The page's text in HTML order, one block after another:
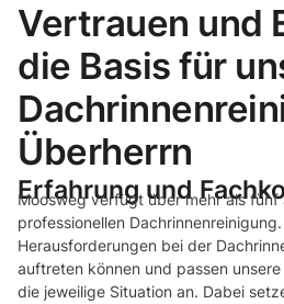
Vertrauen und
die Basis für
Überherrn
Erfahrung und
Moosweg verfügt über mehr als fünf
professionellen
Herausforderungen bei der
auftreten können und passen
die jeweilige Situation an. Dabei